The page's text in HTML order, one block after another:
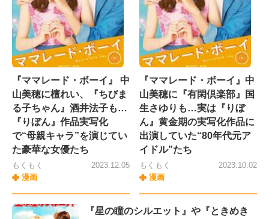
『ママレード・ボーイ』 中
山美穂に檀れい、『ちびま
る子ちゃん』酒井法子も…
『りぼん』作品実写化
で“母親キャラ”を演じてい
た豪華な女優たち
もくもく
漫画
2023.12.05
『ママレード・ボーイ』中
山美穂に『有閑倶楽部』国
生さゆりも…実は『りぼ
ん』黄金期の実写化作品に
出演していた“80年代元ア
イドル”たち
もくもく
漫画
2023.10.02
『星の瞳のシルエット』や『ときめき